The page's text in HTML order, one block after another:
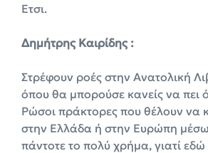
Ετσι.
Δημήτρης Καιρίδης :
Στρέφουν ροές στην Ανατολική
όπου θα μπορούσε κανείς να πει
Ρώσοι πράκτορες που θέλουν να
στην Ελλάδα ή στην Ευρώπη
πάντοτε το πολύ χρήμα, γιατί εδώ